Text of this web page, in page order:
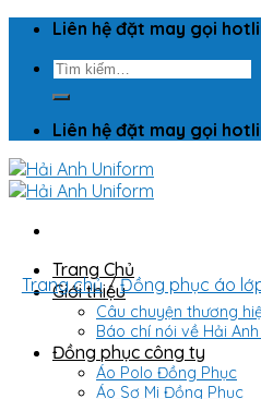
Skip
content
Liên hệ đặt may gọi
Tìm
kiếm:
Liên hệ đặt may gọi
Trang Chủ
Giới thiệu
Câu chuyện thương
Báo chí nói về Hải
Đồng phục công ty
Áo Polo Đồng Phục
Áo Sơ Mi Đồng Phục
Trang chủ / Đồng phục áo